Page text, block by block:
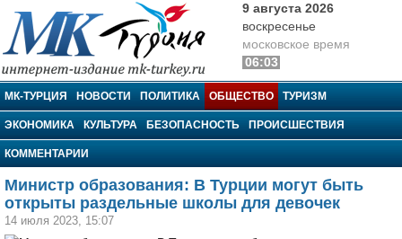
МК-Турция
9 августа 2026
воскресенье
московское время
06:03
МК-ТУРЦИЯ НОВОСТИ ПОЛИТИКА ОБЩЕСТВО ТУРИЗМ
ЭКОНОМИКА КУЛЬТУРА БЕЗОПАСНОСТЬ ПРОИСШЕСТВИЯ
КОММЕНТАРИИ
Министр образования: В Турции могут быть
открыты раздельные школы для девочек
14 июля 2023, 15:07